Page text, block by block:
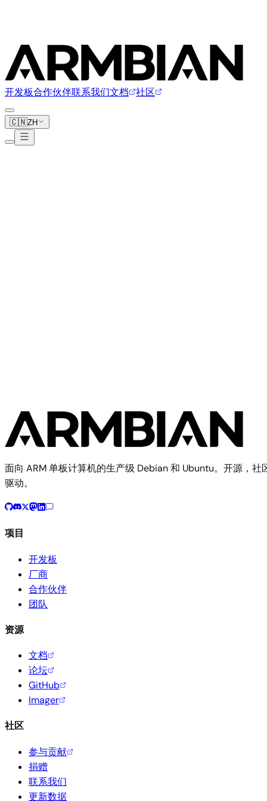
开发板合作伙伴联系我们文档 社区
🇨🇳ZH
面向 ARM 单板计算机的生产级 Debian 和 Ubuntu。开源，社
驱动。
项目
开发板
厂商
合作伙伴
团队
资源
文档
论坛
GitHub
Imager
社区
参与贡献
捐赠
联系我们
更新数据